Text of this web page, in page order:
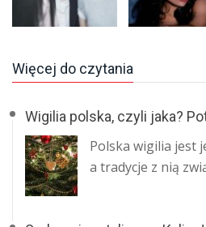
Więcej do czytania
Wigilia polska, czyli jaka?
Polska wigilia jest
a tradycje z nią